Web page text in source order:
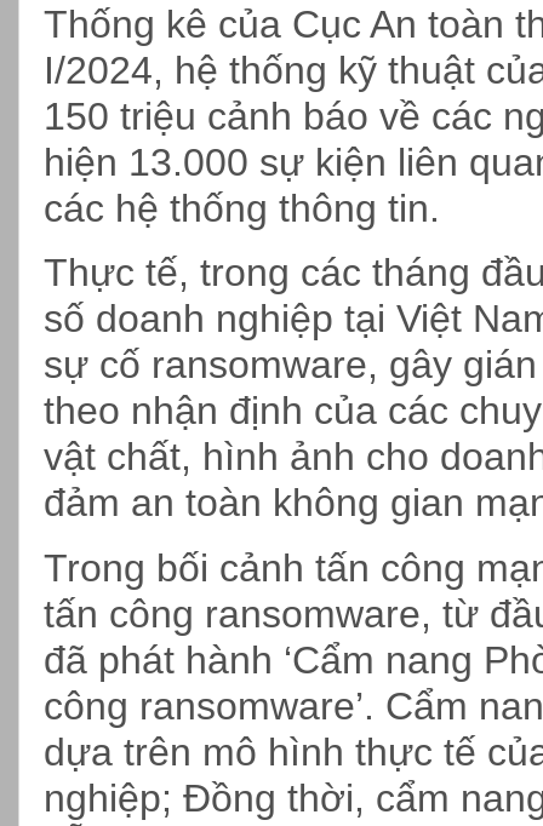
Thống kê của Cục An toàn
I/2024, hệ thống kỹ thuật
150 triệu cảnh báo về các
hiện 13.000 sự kiện liên
các hệ thống thông tin.
Thực tế, trong các tháng
số doanh nghiệp tại Việt
sự cố ransomware, gây
theo nhận định của các
vật chất, hình ảnh cho
đảm an toàn không gian
Trong bối cảnh tấn công
tấn công ransomware, từ
đã phát hành ‘Cẩm nang
công ransomware’. Cẩm
dựa trên mô hình thực tế
nghiệp; Đồng thời, cẩm